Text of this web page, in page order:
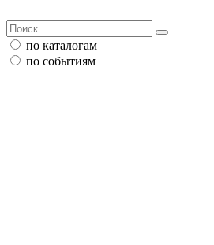
по каталогам
по событиям